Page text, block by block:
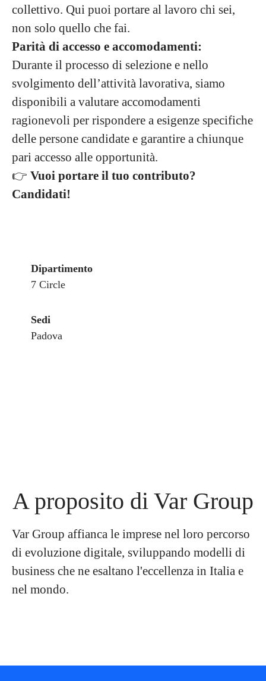
collettivo. Qui puoi portare al lavoro chi sei,
non solo quello che fai.
Parità di accesso e accomodamenti:
Durante il processo di selezione e nello
svolgimento dell’attività lavorativa, siamo
disponibili a valutare accomodamenti
ragionevoli per rispondere a esigenze specifiche
delle persone candidate e garantire a chiunque
pari accesso alle opportunità.
👉 Vuoi portare il tuo contributo?
Candidati!
Dipartimento
7 Circle
Sedi
Padova
A proposito di Var Group
Var Group affianca le imprese nel loro percorso
di evoluzione digitale, sviluppando modelli di
business che ne esaltano l'eccellenza in Italia e
nel mondo.